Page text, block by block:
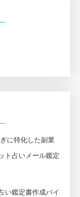
に特化した副業
ト占いメール鑑定
い鑑定書作成バイ